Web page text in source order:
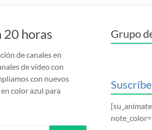
horas
de canales en
de vídeo con
con nuevos
color azul para
Grupo